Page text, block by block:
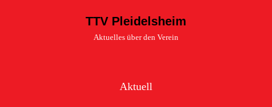
TTV Pleidelsheim
Aktuelles über den Verein
Aktuell